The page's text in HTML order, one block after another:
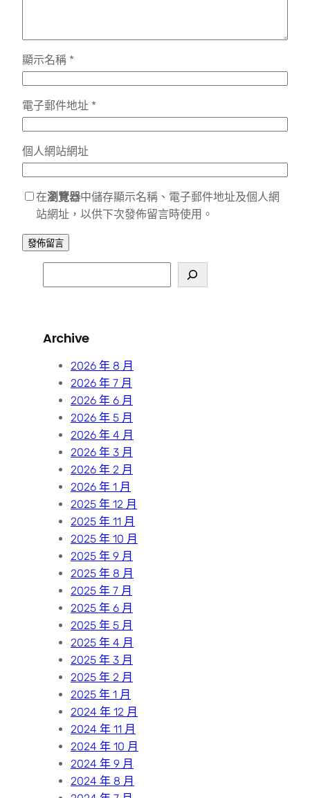
顯示名稱 *
電子郵件地址 *
個人網站網址
在瀏覽器中儲存顯示名稱、電子郵件地址及個人網
站網址，以供下次發佈留言時使用。
e
c
Archive
2026 年 8 月
2026 年 7 月
2026 年 6 月
2026 年 5 月
2026 年 4 月
2026 年 3 月
2026 年 2 月
2026 年 1 月
2025 年 12 月
2025 年 11 月
2025 年 10 月
2025 年 9 月
2025 年 8 月
2025 年 7 月
2025 年 6 月
2025 年 5 月
2025 年 4 月
2025 年 3 月
2025 年 2 月
2025 年 1 月
2024 年 12 月
2024 年 11 月
2024 年 10 月
2024 年 9 月
2024 年 8 月